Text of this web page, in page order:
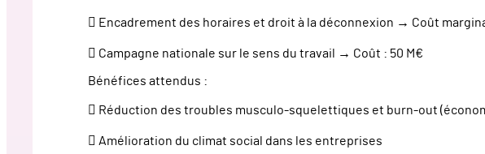
 Encadrement des horaires et droit à la déconnexion → Coût
 Campagne nationale sur le sens du travail → Coût : 50 M€
Bénéfices attendus :
 Réduction des troubles musculo-squelettiques et burn-out
 Amélioration du climat social dans les entreprises